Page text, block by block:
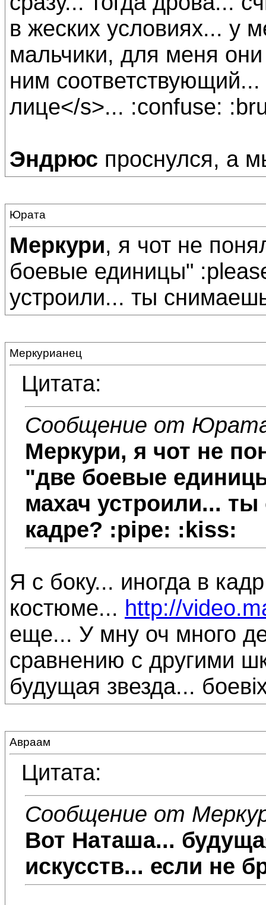
в жеских условиях... у
мальчики, для меня
ним соответствующий...
лице</s>... :confuse:
Эндрюс проснулся, а
Юрата
Меркури, я чот не
боевые единицы"
устроили... ты
Меркурианец
Цитата:
Сообщение от
Меркури, я чот не
"две боевые
махач устроили...
кадре? :pipe: :kiss:
Я с боку... иногда в
костюме... http://
еще... У мну оч много
сравнению с другими
будущая звезда...
Авраам
Цитата:
Сообщение от
Вот Наташа...
искусств... если не